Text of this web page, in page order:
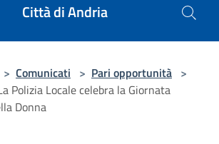
Città di Andria
> Comunicati > Pari opportunità >
Polizia Locale celebra la Giornata
Donna